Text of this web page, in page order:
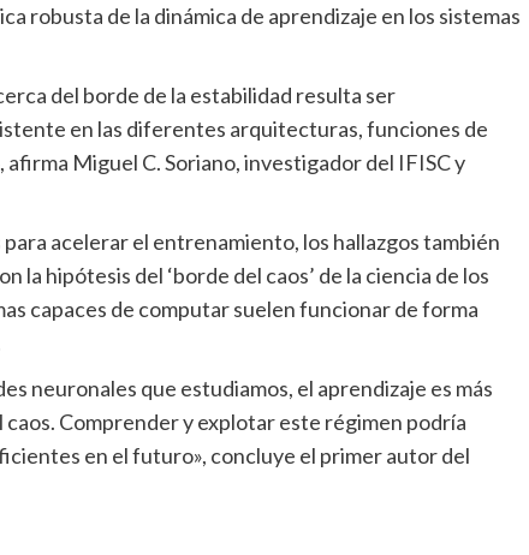
robusta de la dinámica de aprendizaje en los sistemas
en las diferentes arquitecturas, funciones de
Miguel C. Soriano, investigador del IFISC y
hipótesis del ‘borde del caos’ de la ciencia de los
capaces de computar suelen funcionar de forma
Comprender y explotar este régimen podría
en el futuro», concluye el primer autor del